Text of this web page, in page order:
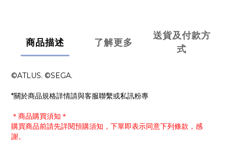
商品描述 了解更多
送貨及付款方
式
©ATLUS. ©SEGA.
*關於商品規格詳情請與客服聯繫或私訊粉專
＊商品購買須知＊
購買商品前請先詳閱預購須知，下單即表示同意下列條款，感
謝。